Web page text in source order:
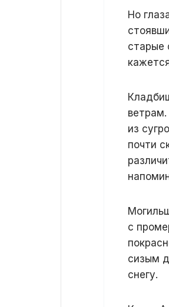
Но
старые
из
почти
с
сизым
снегу.